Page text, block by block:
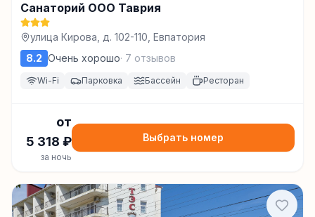
Санаторий ООО Таврия
улица Кирова, д. 102-110, Евпатория
8.2 Очень хорошо· 7 отзывов
Wi-Fi Парковка Бассейн Ресторан
от
5 318 ₽
за ночь
Выбрать номер